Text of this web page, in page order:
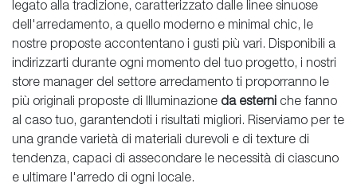
legato alla tradizione, caratterizzato dalle linee sinuose
dell'arredamento, a quello moderno e minimal chic, le
nostre proposte accontentano i gusti più vari. Disponibili a
indirizzarti durante ogni momento del tuo progetto, i nostri
store manager del settore arredamento ti proporranno le
più originali proposte di Illuminazione da esterni che fanno
al caso tuo, garantendoti i risultati migliori. Riserviamo per te
una grande varietà di materiali durevoli e di texture di
tendenza, capaci di assecondare le necessità di ciascuno
e ultimare l'arredo di ogni locale.